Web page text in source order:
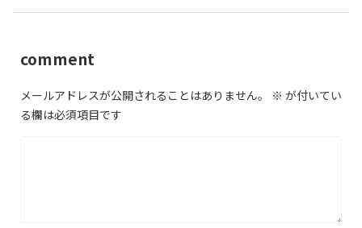
comment
メールアドレスが公開されることはありません。 ※ が付いてい
る欄は必須項目です